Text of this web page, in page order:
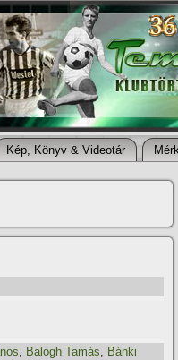
Kép, Könyv & Videotár
, Balogh Tamás, Bánki